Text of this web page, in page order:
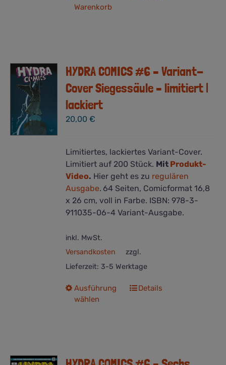
Warenkorb
HYDRA COMICS #6 – Variant-
Cover Siegessäule – limitiert |
lackiert
20,00€
Limitiertes, lackiertes Variant-Cover.
Limitiert auf 200 Stück. Mit Produkt-
Video. Hier geht es zu regulären
Ausgabe. 64 Seiten, Comicformat 16,8
x 26 cm, voll in Farbe. ISBN: 978-3-
911035-06-4 Variant-Ausgabe.
inkl. MwSt.
zzgl.
Versandkosten
Lieferzeit: 3-5 Werktage
Ausführung
wählen
Dieses
Die
Details